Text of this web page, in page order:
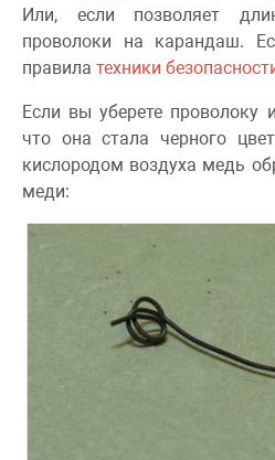
Или, если позволяет
проволоки на карандаш.
правила техники
Если вы уберете проволоку
что она стала черного
кислородом воздуха медь
меди: